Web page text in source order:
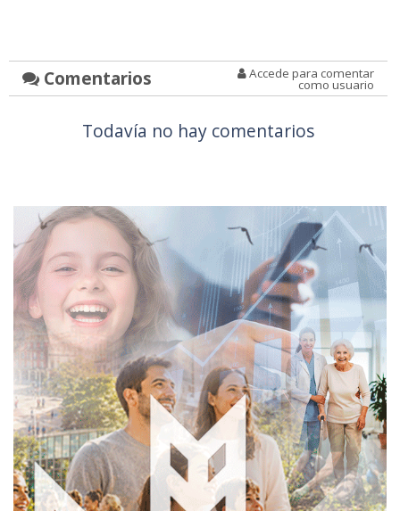
Comentarios Accede para comentar
como usuario
Todavía no hay comentarios